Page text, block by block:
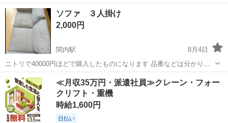
ッションは別売りにしたので値下げします⚠ IKEAで色々なソファーに
座り これが一番しっかりした へたりにくそうな ソファーだったので
買いました。 ラインナ...
神奈川 相模原市 小田急相模原駅
ソファ ３人掛け
2,000円
関内駅
8月4日
ニトリで40000円ほどで購入したものになります 品番などは分かりま
せん 横幅約135 高さ約75 奥行き約70 になります。 中古のためご理解
ある方のみお願いします
神奈川 横浜市 関内駅 ソファ
≪月収35万円・派遣社員≫クレーン・フォー
クリフト・重機
時給1,600円
日払い